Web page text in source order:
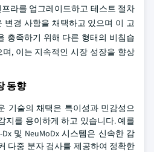
라를 업그레이드하고 테스트 절차
변경 사항을 채택하고 있으며 이 고
충족하기 위해 다른 형태의 비침습
, 이는 지속적인 시장 성장을 향상
동향
기술의 채택은 특이성과 민감성으
지를 용이하게 하고 있습니다. 예를
Dx 및 NeuMoDx 시스템은 신속한 감
다중 분자 검사를 제공하여 정확한